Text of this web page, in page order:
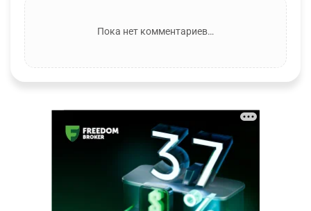
Пока нет комментариев…